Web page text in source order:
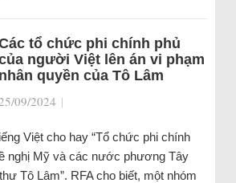
tổ chức phi chính phủ
người Việt lên án vi phạm
nhân quyền của Tô Lâm
09/2024 |
Việt cho hay “Tổ chức phi chính
nghị Mỹ và các nước phương Tây
Tô Lâm”. RFA cho biết, một nhóm